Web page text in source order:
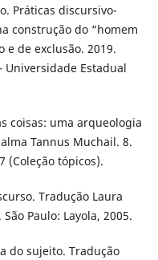
Práticas discursivo-
construção do “homem
e de exclusão. 2019.
Universidade Estadual
coisas: uma arqueologia
Tannus Muchail. 8.
(Coleção tópicos).
Tradução Laura
Paulo: Layola, 2005.
do sujeito. Tradução